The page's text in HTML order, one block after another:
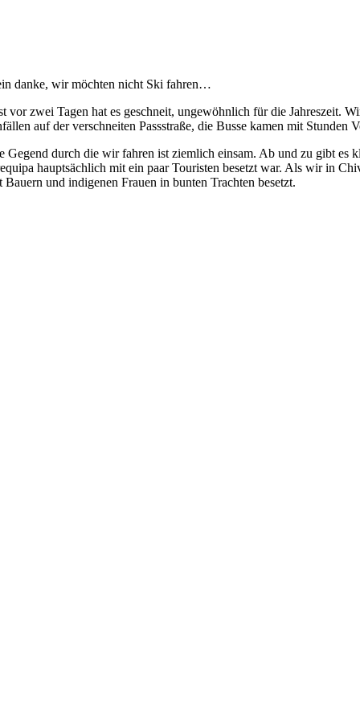
danke, wir möchten nicht Ski fahren…
vor zwei Tagen hat es geschneit, ungewöhnlich für die Jahreszeit.
auf der verschneiten Passstraße, die Busse kamen mit Stunden
Gegend durch die wir fahren ist ziemlich einsam. Ab und zu gibt es
hauptsächlich mit ein paar Touristen besetzt war. Als wir in
Bauern und indigenen Frauen in bunten Trachten besetzt.